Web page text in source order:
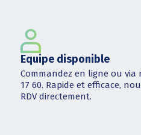
Equipe disponible
Commandez en ligne ou via
17 60. Rapide et efficace,
RDV directement.